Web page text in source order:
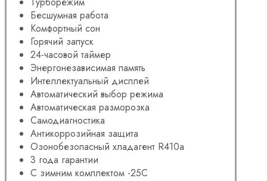
Бесшумная работа
Комфортный сон
Горячий запуск
24-часовой таймер
Энергонезависимая память
Интеллектуальный дисплей
Автоматический выбор режима
Автоматическая разморозка
Самодиагностика
Антикоррозийная защита
Озонобезопасный хладагент R410a
3 года гарантии
С зимним комплектом -25C